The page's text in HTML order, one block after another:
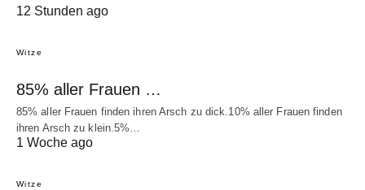
12 Stunden ago
Witze
85% aller Frauen …
85% aller Frauen finden ihren Arsch zu dick.10% aller Frauen finden
ihren Arsch zu klein.5%…
1 Woche ago
Witze